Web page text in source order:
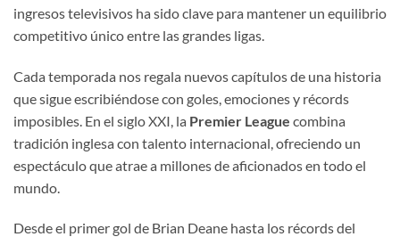
ingresos televisivos ha sido clave para mantener un equilibrio
competitivo único entre las grandes ligas.
Cada temporada nos regala nuevos capítulos de una historia
que sigue escribiéndose con goles, emociones y récords
imposibles. En el siglo XXI, la Premier League combina
tradición inglesa con talento internacional, ofreciendo un
espectáculo que atrae a millones de aficionados en todo el
mundo.
Desde el primer gol de Brian Deane hasta los récords del